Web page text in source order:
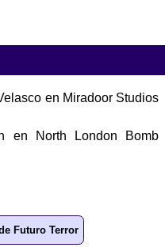
en Miradoor Studios
en North London Bomb
Futuro Terror